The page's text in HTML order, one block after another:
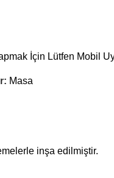
İçin Lütfen Mobil
Masa
inşa edilmiştir.